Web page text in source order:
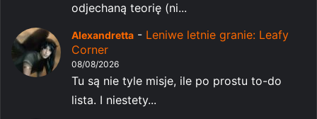
odjechaną teorię (ni...
Alexandretta - Leniwe letnie granie: Leafy
Corner
08/08/2026
Tu są nie tyle misje, ile po prostu to-do
lista. I niestety...